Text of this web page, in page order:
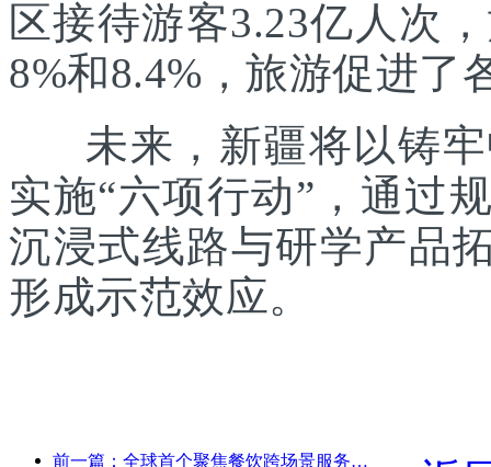
区接待游客3.23亿人次
8%和8.4%，旅游促进了
未来，新疆将以铸牢
实施“六项行动”，通过
沉浸式线路与研学产品
形成示范效应。
前一篇：全球首个聚焦餐饮跨场景服务的人形机器人发布